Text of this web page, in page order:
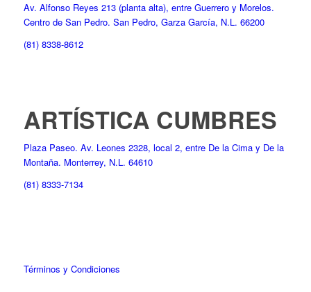
Av. Alfonso Reyes 213 (planta alta), entre Guerrero y Morelos.
Centro de San Pedro. San Pedro, Garza García, N.L. 66200
(81) 8338-8612
ARTÍSTICA CUMBRES
Plaza Paseo. Av. Leones 2328, local 2, entre De la Cima y De la
Montaña. Monterrey, N.L. 64610
(81) 8333-7134
Términos y Condiciones